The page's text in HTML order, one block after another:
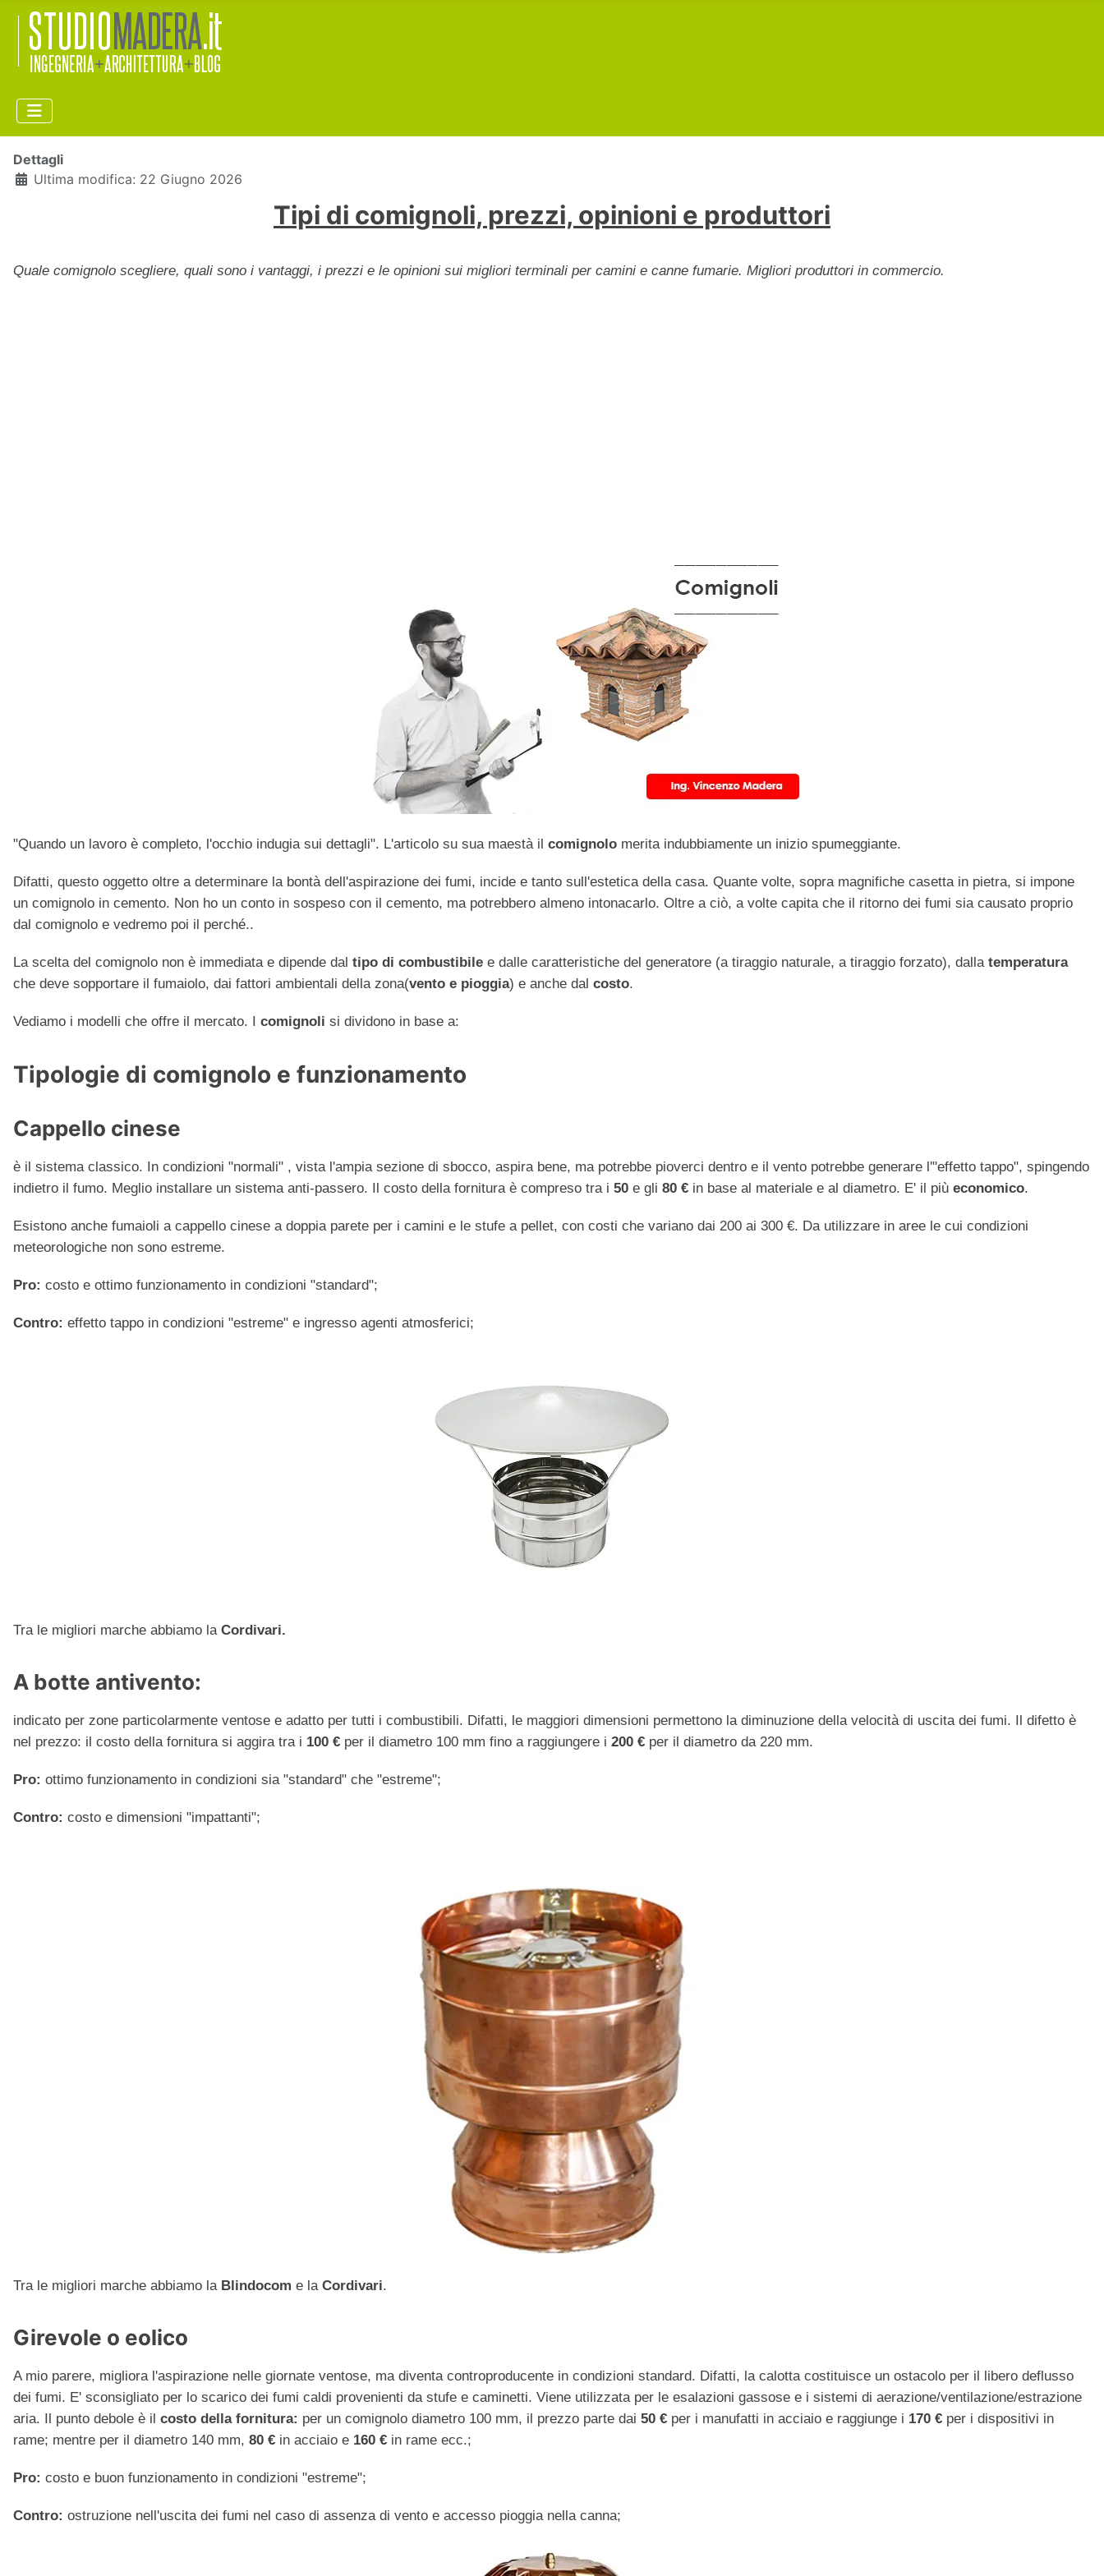
Dettagli
Ultima modifica: 22 Giugno 2026
Tipi di comignoli, prezzi, opinioni e produttori
Quale comignolo scegliere, quali sono i vantaggi, i prezzi e le opinioni sui migliori terminali per camini e canne fumarie. Migliori produttori in commercio.
"Quando un lavoro è completo, l'occhio indugia sui dettagli". L'articolo su sua maestà il comignolo merita indubbiamente un inizio spumeggiante.
Difatti, questo oggetto oltre a determinare la bontà dell'aspirazione dei fumi, incide e tanto sull'estetica della casa. Quante volte, sopra magnifiche casetta in pietra, si impone
un comignolo in cemento. Non ho un conto in sospeso con il cemento, ma potrebbero almeno intonacarlo. Oltre a ciò, a volte capita che il ritorno dei fumi sia causato proprio
dal comignolo e vedremo poi il perché..
La scelta del comignolo non è immediata e dipende dal tipo di combustibile e dalle caratteristiche del generatore (a tiraggio naturale, a tiraggio forzato), dalla temperatura
che deve sopportare il fumaiolo, dai fattori ambientali della zona(vento e pioggia) e anche dal costo.
Vediamo i modelli che offre il mercato. I comignoli si dividono in base a:
Tipologie di comignolo e funzionamento
Cappello cinese
è il sistema classico. In condizioni "normali" , vista l'ampia sezione di sbocco, aspira bene, ma potrebbe pioverci dentro e il vento potrebbe generare l'"effetto tappo", spingendo
indietro il fumo. Meglio installare un sistema anti-passero. Il costo della fornitura è compreso tra i 50 e gli 80 € in base al materiale e al diametro. E' il più economico.
Esistono anche fumaioli a cappello cinese a doppia parete per i camini e le stufe a pellet, con costi che variano dai 200 ai 300 €. Da utilizzare in aree le cui condizioni
meteorologiche non sono estreme.
Pro: costo e ottimo funzionamento in condizioni "standard";
Contro: effetto tappo in condizioni "estreme" e ingresso agenti atmosferici;
Tra le migliori marche abbiamo la Cordivari.
A botte antivento:
indicato per zone particolarmente ventose e adatto per tutti i combustibili. Difatti, le maggiori dimensioni permettono la diminuzione della velocità di uscita dei fumi. Il difetto è
nel prezzo: il costo della fornitura si aggira tra i 100 € per il diametro 100 mm fino a raggiungere i 200 € per il diametro da 220 mm.
Pro: ottimo funzionamento in condizioni sia "standard" che "estreme";
Contro: costo e dimensioni "impattanti";
Tra le migliori marche abbiamo la Blindocom e laCordivari.
Girevole o eolico
A mio parere, migliora l'aspirazione nelle giornate ventose, ma diventa controproducente in condizioni standard. Difatti, la calotta costituisce un ostacolo per il libero deflusso
dei fumi. E' sconsigliato per lo scarico dei fumi caldi provenienti da stufe e caminetti. Viene utilizzata per le esalazioni gassose e i sistemi di aerazione/ventilazione/estrazione
aria. Il punto debole è il costo della fornitura: per un comignolo diametro 100 mm, il prezzo parte dai 50 € per i manufatti in acciaio e raggiunge i 170 € per i dispositivi in
rame; mentre per il diametro 140 mm, 80 € in acciaio e 160 € in rame ecc.;
Pro: costo e buon funzionamento in condizioni "estreme";
Contro: ostruzione nell'uscita dei fumi nel caso di assenza di vento e accesso pioggia nella canna;